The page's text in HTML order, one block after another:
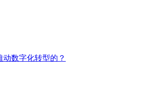
动数字化转型的？